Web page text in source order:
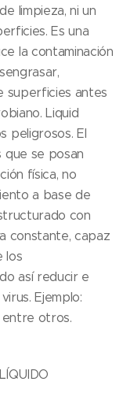
limpieza, ni un
Es una
la contaminación
superficies antes
Liquid
peligrosos. El
que se posan
física, no
a base de
con
constante, capaz
los
así reducir e
Ejemplo:
entre otros.